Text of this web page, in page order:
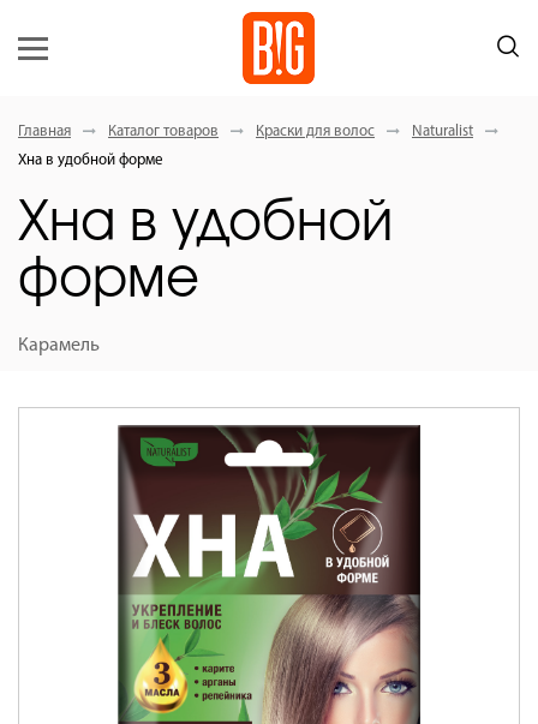
Главная Каталог товаров Краски для волос
Naturalist
Хна в удобной форме
Хна в удобной
форме
Карамель